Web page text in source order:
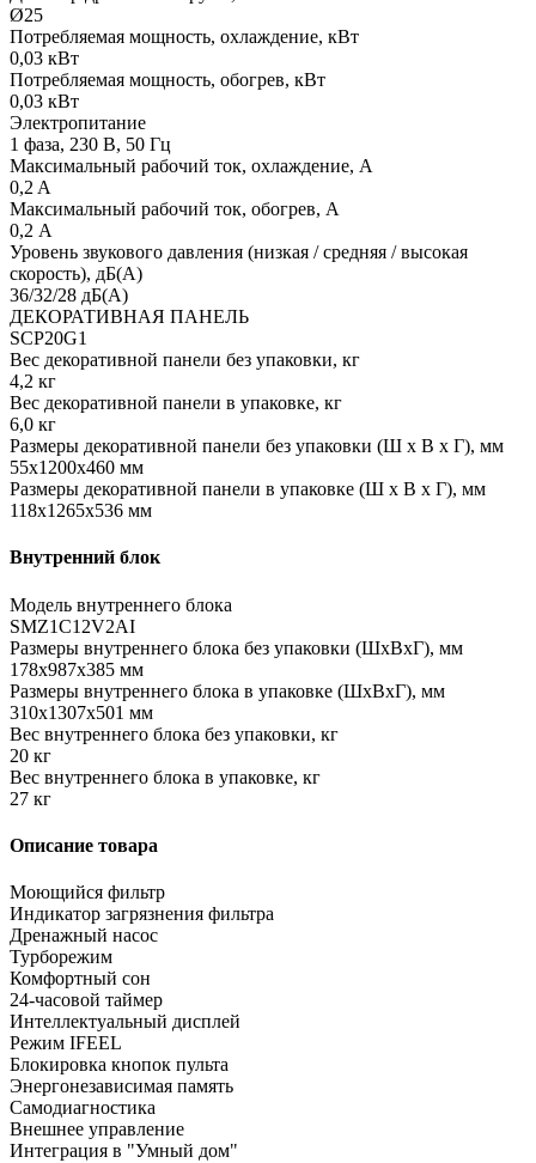
Ø25
Потребляемая мощность, охлаждение, кВт
0,03 кВт
Потребляемая мощность, обогрев, кВт
0,03 кВт
Электропитание
1 фаза, 230 В, 50 Гц
Максимальный рабочий ток, охлаждение, А
0,2 A
Максимальный рабочий ток, обогрев, А
0,2 А
Уровень звукового давления (низкая / средняя / высокая
скорость), дБ(А)
36/32/28 дБ(А)
ДЕКОРАТИВНАЯ ПАНЕЛЬ
SCP20G1
Вес декоративной панели без упаковки, кг
4,2 кг
Вес декоративной панели в упаковке, кг
6,0 кг
Размеры декоративной панели без упаковки (Ш х В х Г), мм
55x1200x460 мм
Размеры декоративной панели в упаковке (Ш х В х Г), мм
118x1265x536 мм
Внутренний блок
Модель внутреннего блока
SMZ1C12V2AI
Размеры внутреннего блока без упаковки (ШхВхГ), мм
178x987x385 мм
Размеры внутреннего блока в упаковке (ШхВхГ), мм
310x1307x501 мм
Вес внутреннего блока без упаковки, кг
20 кг
Вес внутреннего блока в упаковке, кг
27 кг
Описание товара
Моющийся фильтр
Индикатор загрязнения фильтра
Дренажный насос
Турборежим
Комфортный сон
24-часовой таймер
Интеллектуальный дисплей
Режим IFEEL
Блокировка кнопок пульта
Энергонезависимая память
Самодиагностика
Внешнее управление
Интеграция в "Умный дом"